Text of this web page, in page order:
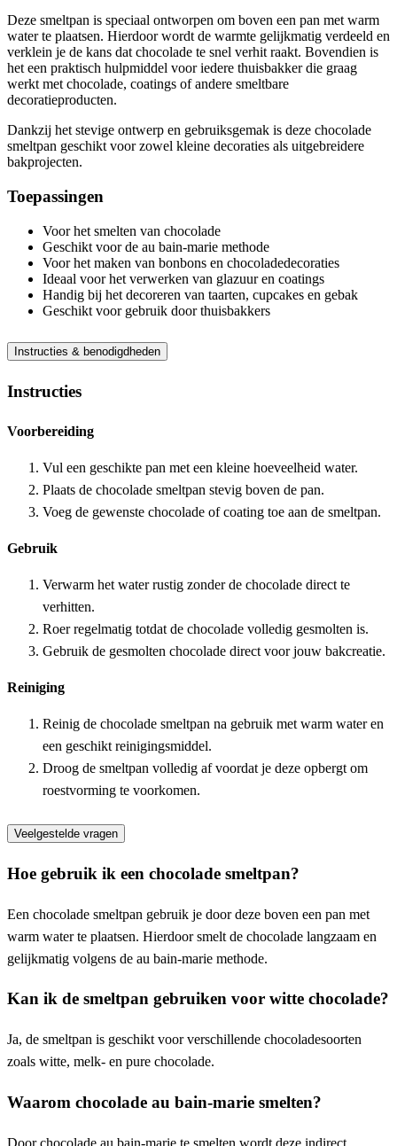
Deze smeltpan is speciaal ontworpen om boven een pan met warm
water te plaatsen. Hierdoor wordt de warmte gelijkmatig verdeeld en
verklein je de kans dat chocolade te snel verhit raakt. Bovendien is
het een praktisch hulpmiddel voor iedere thuisbakker die graag
werkt met chocolade, coatings of andere smeltbare
decoratieproducten.
Dankzij het stevige ontwerp en gebruiksgemak is deze chocolade
smeltpan geschikt voor zowel kleine decoraties als uitgebreidere
bakprojecten.
Toepassingen
Voor het smelten van chocolade
Geschikt voor de au bain-marie methode
Voor het maken van bonbons en chocoladedecoraties
Ideaal voor het verwerken van glazuur en coatings
Handig bij het decoreren van taarten, cupcakes en gebak
Geschikt voor gebruik door thuisbakkers
Instructies & benodigdheden
Instructies
Voorbereiding
Vul een geschikte pan met een kleine hoeveelheid water.
Plaats de chocolade smeltpan stevig boven de pan.
Voeg de gewenste chocolade of coating toe aan de smeltpan.
Gebruik
Verwarm het water rustig zonder de chocolade direct te
verhitten.
Roer regelmatig totdat de chocolade volledig gesmolten is.
Gebruik de gesmolten chocolade direct voor jouw bakcreatie.
Reiniging
Reinig de chocolade smeltpan na gebruik met warm water en
een geschikt reinigingsmiddel.
Droog de smeltpan volledig af voordat je deze opbergt om
roestvorming te voorkomen.
Veelgestelde vragen
Hoe gebruik ik een chocolade smeltpan?
Een chocolade smeltpan gebruik je door deze boven een pan met
warm water te plaatsen. Hierdoor smelt de chocolade langzaam en
gelijkmatig volgens de au bain-marie methode.
Kan ik de smeltpan gebruiken voor witte chocolade?
Ja, de smeltpan is geschikt voor verschillende chocoladesoorten
zoals witte, melk- en pure chocolade.
Waarom chocolade au bain-marie smelten?
Door chocolade au bain-marie te smelten wordt deze indirect